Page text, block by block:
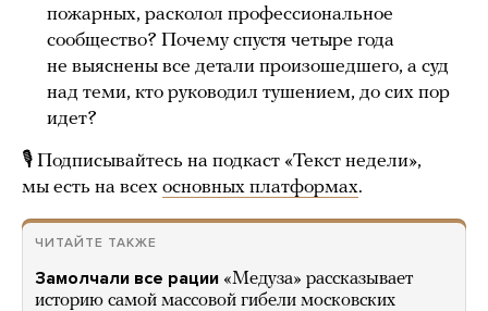
пожарных, расколол профессиональное
сообщество? Почему спустя четыре года
не выяснены все детали произошедшего, а суд
над теми, кто руководил тушением, до сих пор
идет?
🎙 Подписывайтесь на подкаст «Текст недели»,
мы есть на всех основных платформах.
ЧИТАЙТЕ ТАКЖЕ
Замолчали все рации «Медуза» рассказывает
историю самой массовой гибели московских